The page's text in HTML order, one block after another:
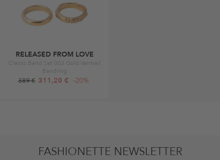
RELEASED FROM LOVE
Classic Band Set 003 Gold Vermeil
Bandring
389 € 311,20 € -20%
FASHIONETTE NEWSLETTER